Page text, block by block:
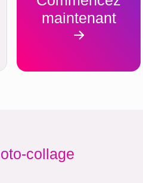
maintenant
collage